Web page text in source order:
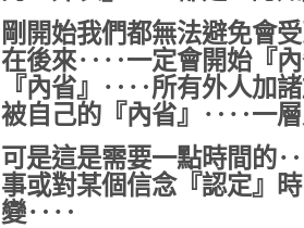
剛開始我們都無法避免會
在後來‥‥一定會開始『
『內省』‥‥所有外人加
被自己的『內省』‥‥一
可是這是需要一點時間的
事或對某個信念『認定』
變‥‥